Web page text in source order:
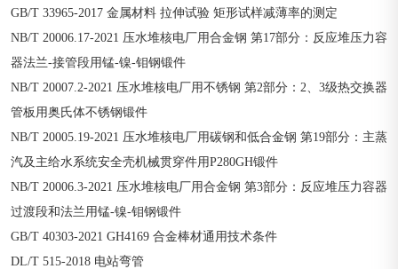
GB/T 33965-2017 金属材料 拉伸试验 矩形试样减薄率的测定
NB/T 20006.17-2021 压水堆核电厂用合金钢 第17部分：反应堆压力容
器法兰-接管段用锰-镍-钼钢锻件
NB/T 20007.2-2021 压水堆核电厂用不锈钢 第2部分：2、3级热交换器
管板用奥氏体不锈钢锻件
NB/T 20005.19-2021 压水堆核电厂用碳钢和低合金钢 第19部分：主蒸
汽及主给水系统安全壳机械贯穿件用P280GH锻件
NB/T 20006.3-2021 压水堆核电厂用合金钢 第3部分：反应堆压力容器
过渡段和法兰用锰-镍-钼钢锻件
GB/T 40303-2021 GH4169 合金棒材通用技术条件
DL/T 515-2018 电站弯管